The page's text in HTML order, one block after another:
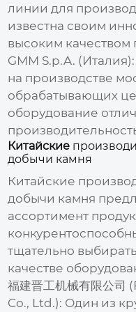
линии для
известна своим
высоким качеством
GMM S.p.A. (Италия):
на производстве
обрабатывающих
оборудование
Китайские
добычи камня
Китайские
добычи камня
ассортимент
тщательно
качестве
福建晋工机械有限公
Co., Ltd.): Один из